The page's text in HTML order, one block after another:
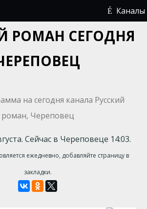
Каналы
РОМАН СЕГОДНЯ
Сейчас в Череповеце 14:03.
ежедневно, добавляйте страницу в
закладки.